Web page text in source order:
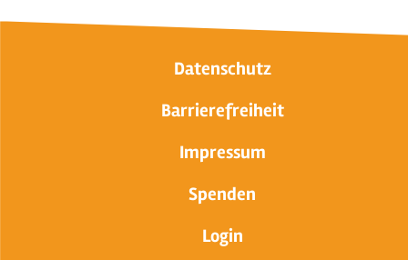
Datenschutz
Barrierefreiheit
Impressum
Spenden
Login